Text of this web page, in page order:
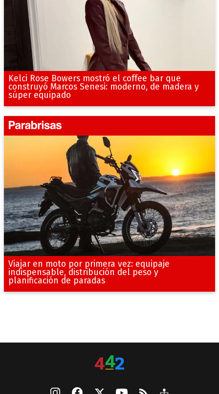
Kelci Rose Bowers mostró el coffee bar que
construyó Marcos Senesi: moderno, de madera y
súper equipado
Viajar en moto por primera vez: equipaje
indispensable, distribución del peso y
planificación de paradas